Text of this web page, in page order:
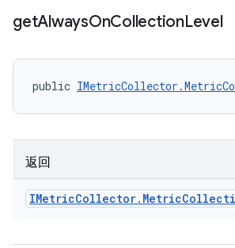
getAlwaysOnCollectionLevel
public
返回
IMetricCollector. Metric